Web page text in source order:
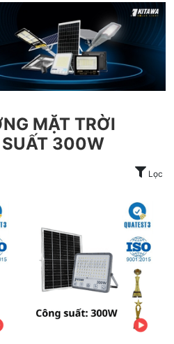
MẶT TRỜI
SUẤT 300W
Lọc